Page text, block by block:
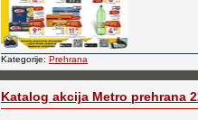
Kategorije: Prehrana
Katalog akcija Metro prehrana